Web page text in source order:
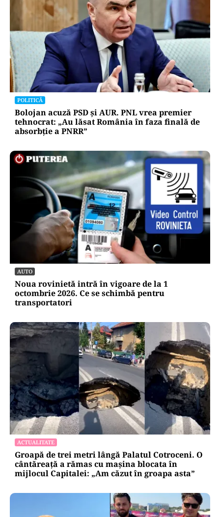
POLITICĂ
Bolojan acuză PSD și AUR. PNL vrea premier
tehnocrat: „Au lăsat România în faza finală de
absorbţie a PNRR”
AUTO
Noua rovinietă intră în vigoare de la 1
octombrie 2026. Ce se schimbă pentru
transportatori
ACTUALITATE
Groapă de trei metri lângă Palatul Cotroceni. O
cântăreață a rămas cu mașina blocata în
mijlocul Capitalei: „Am căzut în groapa asta”